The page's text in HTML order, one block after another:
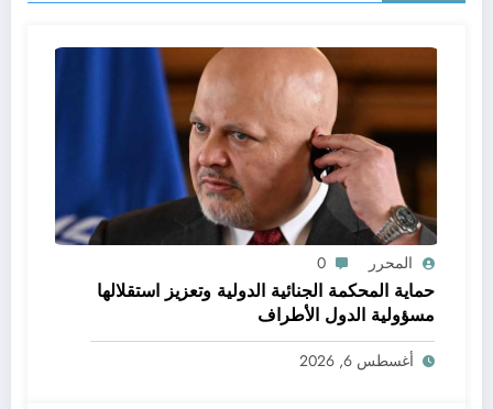
المحرر 0
حماية المحكمة الجنائية الدولية وتعزيز استقلالها
مسؤولية الدول الأطراف
أغسطس 6, 2026